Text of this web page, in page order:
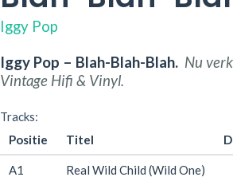
Iggy Pop
Iggy Pop – Blah-Blah-Blah. Nu
Vintage Hifi & Vinyl.
Tracks:
Positie
Titel
A1 Real Wild Child (Wild One)